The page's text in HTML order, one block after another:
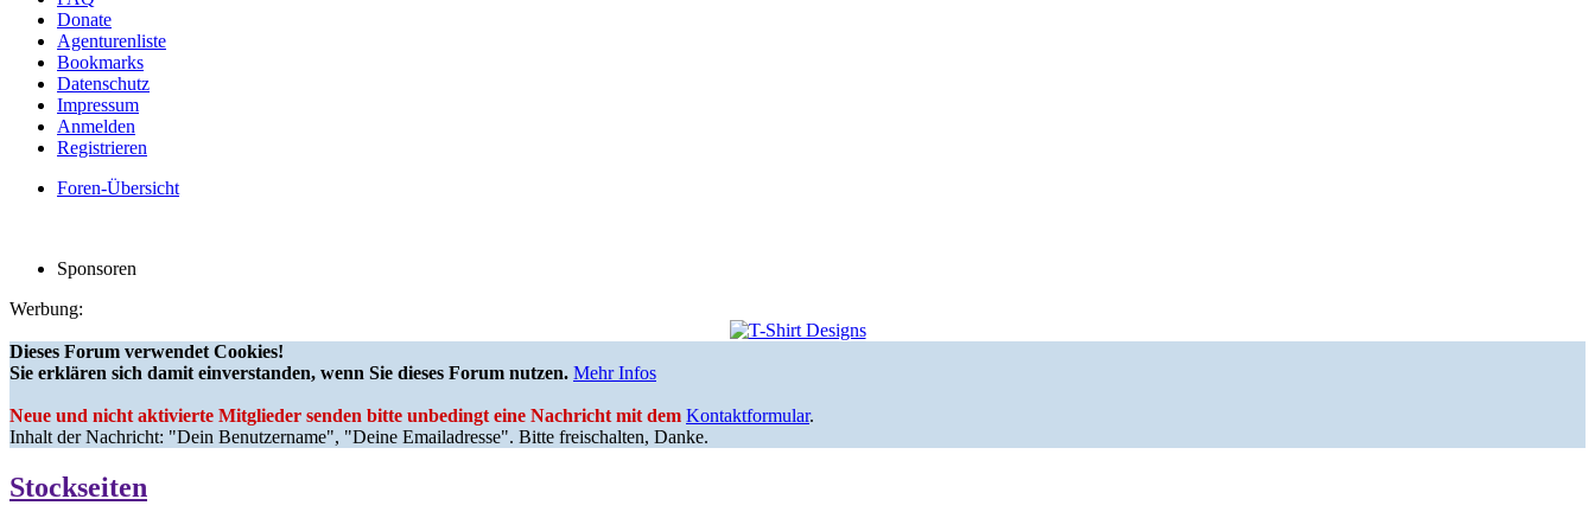
Donate
Agenturenliste
Bookmarks
Datenschutz
Impressum
Anmelden
Registrieren
Foren-Übersicht
Sponsoren
Werbung:
Dieses Forum verwendet Cookies!
Sie erklären sich damit einverstanden, wenn Sie dieses Forum nutzen. Mehr Infos
Neue und nicht aktivierte Mitglieder senden bitte unbedingt eine Nachricht mit dem Kontaktformular.
Inhalt der Nachricht: "Dein Benutzername", "Deine Emailadresse". Bitte freischalten, Danke.
Stockseiten